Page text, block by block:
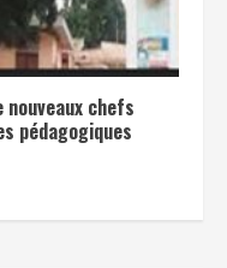
nouveaux chefs
pédagogiques